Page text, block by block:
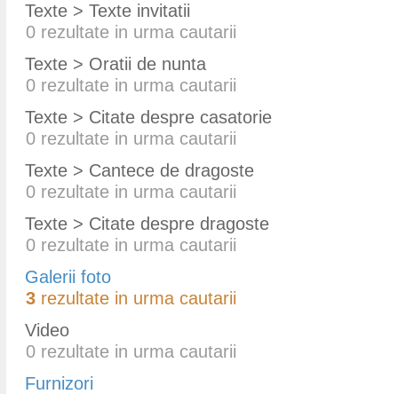
Texte > Texte invitatii
0 rezultate in urma cautarii
Texte > Oratii de nunta
0 rezultate in urma cautarii
Texte > Citate despre casatorie
0 rezultate in urma cautarii
Texte > Cantece de dragoste
0 rezultate in urma cautarii
Texte > Citate despre dragoste
0 rezultate in urma cautarii
Galerii foto
3 rezultate in urma cautarii
Video
0 rezultate in urma cautarii
Furnizori